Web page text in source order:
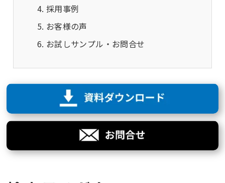
採用事例
お客様の声
お試しサンプル・お問合せ